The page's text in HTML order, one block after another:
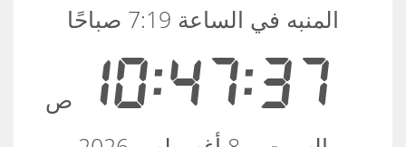
10:47:38 ص
المنبه في الساعة 7:19 صباحًا